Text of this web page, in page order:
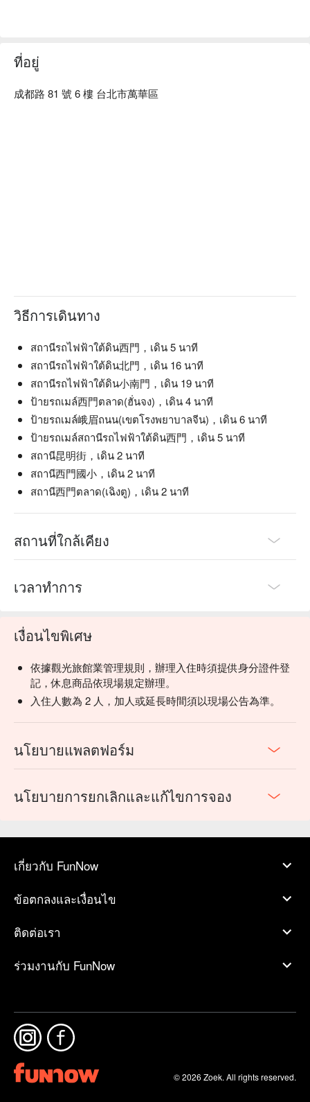
ที่อยู่
成都路 81 號 6 樓 台北市萬華區
วิธีการเดินทาง
สถานีรถไฟฟ้าใต้ดิน西門，เดิน 5 นาที
สถานีรถไฟฟ้าใต้ดิน北門，เดิน 16 นาที
สถานีรถไฟฟ้าใต้ดิน小南門，เดิน 19 นาที
ป้ายรถเมล์西門ตลาด(ฮั่นจง)，เดิน 4 นาที
ป้ายรถเมล์峨眉ถนน(เขตโรงพยาบาลจีน)，เดิน 6 นาที
ป้ายรถเมล์สถานีรถไฟฟ้าใต้ดิน西門，เดิน 5 นาที
สถานี昆明街，เดิน 2 นาที
สถานี西門國小，เดิน 2 นาที
สถานี西門ตลาด(เฉิงตู)，เดิน 2 นาที
สถานที่ใกล้เคียง
เวลาทำการ
เงื่อนไขพิเศษ
依據觀光旅館業管理規則，辦理入住時須提供身分證件登
記，休息商品依現場規定辦理。
入住人數為 2 人，加人或延長時間須以現場公告為準。
นโยบายแพลตฟอร์ม
นโยบายการยกเลิกและแก้ไขการจอง
เกี่ยวกับ FunNow
ข้อตกลงและเงื่อนไข
ติดต่อเรา
ร่วมงานกับ FunNow
© 2026 Zoek. All rights reserved.